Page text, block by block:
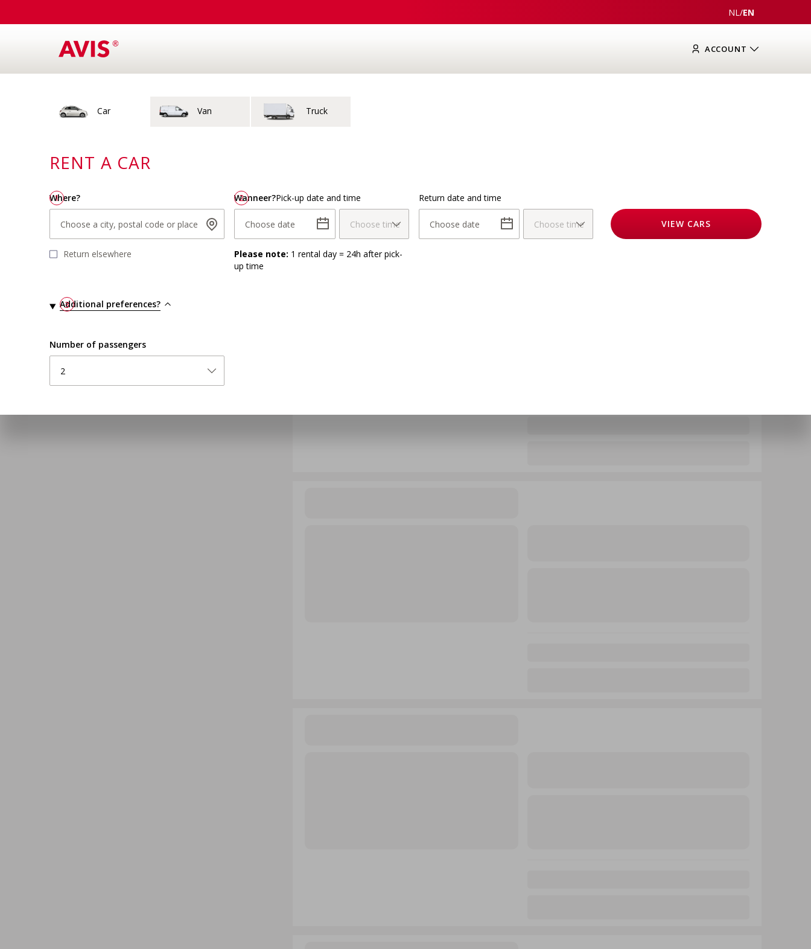
NL /EN
ACCOUNT
Vehicle type
Car Van Truck
RENT A CAR
1
Where?
Choose a city, postal code or place
Return elsewhere
2
Wanneer?Pick-up date and time
Choose date Choose time
Please note: 1 rental day = 24h after pick-
up time
Return date and time
Choose date Choose time
3
Additional preferences?
Number of passengers
2
VIEW CARS